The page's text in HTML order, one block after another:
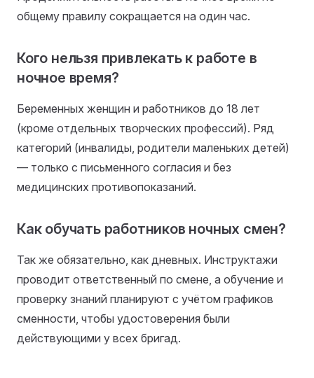
общему правилу сокращается на один час.
Кого нельзя привлекать к работе в
ночное время?
Беременных женщин и работников до 18 лет
(кроме отдельных творческих профессий). Ряд
категорий (инвалиды, родители маленьких детей)
— только с письменного согласия и без
медицинских противопоказаний.
Как обучать работников ночных смен?
Так же обязательно, как дневных. Инструктажи
проводит ответственный по смене, а обучение и
проверку знаний планируют с учётом графиков
сменности, чтобы удостоверения были
действующими у всех бригад.